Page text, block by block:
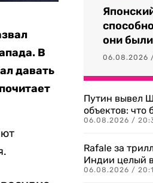
В
давать
они
06.08.2026
Путин вывел
объектов: что
06.08.2026 /
Rafale за
Индии целый
06.08.2026 /